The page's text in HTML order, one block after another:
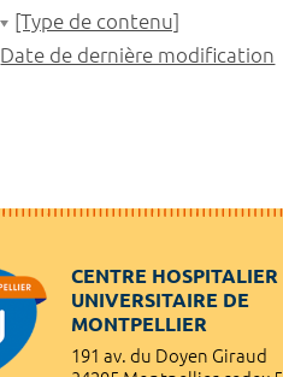
[Type de contenu]
Date de dernière modification
CENTRE HOSPITALIER
UNIVERSITAIRE DE
MONTPELLIER
191 av. du Doyen Giraud